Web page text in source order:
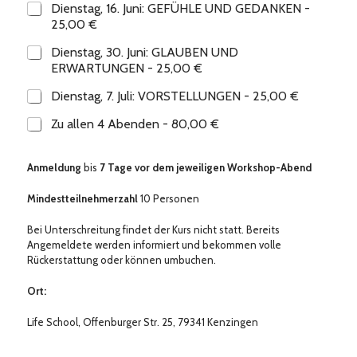
Dienstag, 16. Juni: GEFÜHLE UND GEDANKEN -
25,00 €
Dienstag, 30. Juni: GLAUBEN UND
ERWARTUNGEN - 25,00 €
Dienstag, 7. Juli: VORSTELLUNGEN - 25,00 €
Zu allen 4 Abenden - 80,00 €
Anmeldung bis 7 Tage vor dem jeweiligen Workshop-Abend
Mindestteilnehmerzahl10 Personen
Bei Unterschreitung findet der Kurs nicht statt. Bereits
Angemeldete werden informiert und bekommen volle
Rückerstattung oder können umbuchen.
Ort:
Life School, Offenburger Str. 25, 79341 Kenzingen